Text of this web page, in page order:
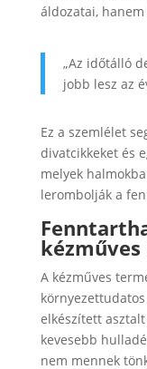
áldozatai,
„Az időtálló
jobb lesz az
Ez a szemlélet
divatcikkeket és
melyek
lerombolják a
A kézműves
elkészített
kevesebb
nem mennek